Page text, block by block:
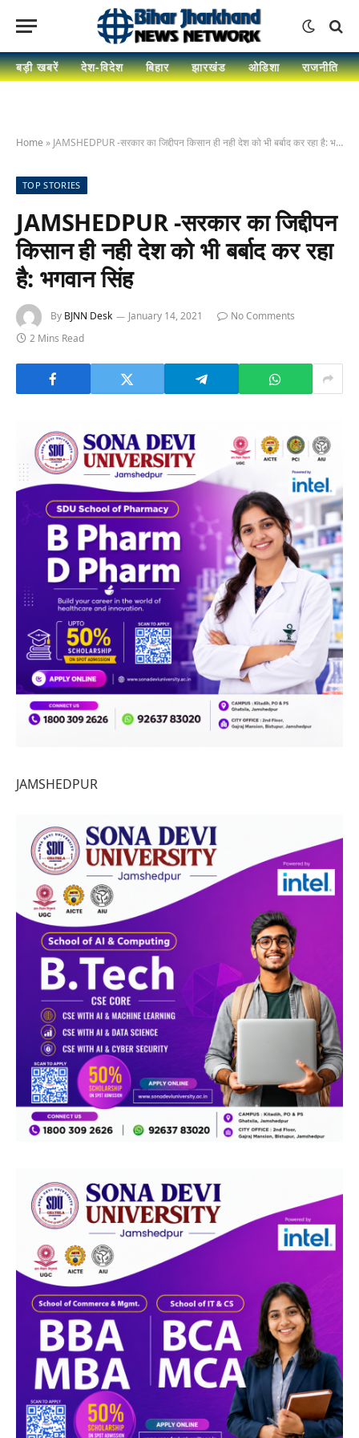
बड़ी खबरें देश-विदेश बिहार झारखंड ओडिशा राजनीति
Home » JAMSHEDPUR -सरकार का जिद्दीपन किसान ही नही देश को भी बर्बाद कर रहा है: भगवान सिंह
TOP STORIES
JAMSHEDPUR -सरकार का जिद्दीपन
किसान ही नही देश को भी बर्बाद कर रहा
है: भगवान सिंह
By BJNN Desk January 14, 2021
No Comments
2 Mins Read
JAMSHEDPUR